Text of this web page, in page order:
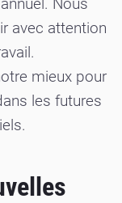
avec attention
mieux pour
les futures